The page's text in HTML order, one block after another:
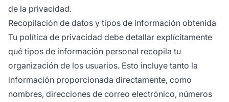
de la privacidad.
Recopilación de datos y tipos de información obtenida
Tu política de privacidad debe detallar explícitamente
qué tipos de información personal recopila tu
organización de los usuarios. Esto incluye tanto la
información proporcionada directamente, como
nombres, direcciones de correo electrónico, números